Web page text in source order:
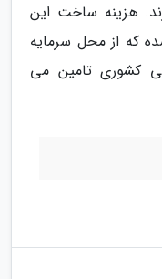
هزینه ساخت این
شده که از محل سرمایه
کشوری تامین می